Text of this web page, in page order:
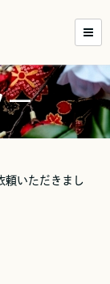
ー
頼いただきまし